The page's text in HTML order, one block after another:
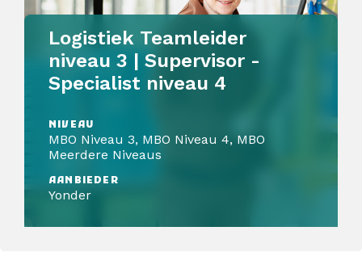
Logistiek Teamleider
niveau 3 | Supervisor -
Specialist niveau 4
NIVEAU
MBO Niveau 3, MBO Niveau 4, MBO
Meerdere Niveaus
AANBIEDER
Yonder